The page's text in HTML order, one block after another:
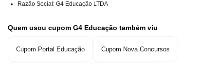
Razão Social : G4 Educação LTDA
Quem usou cupom G4 Educação também viu
Cupom Portal Educação Cupom Nova Concursos